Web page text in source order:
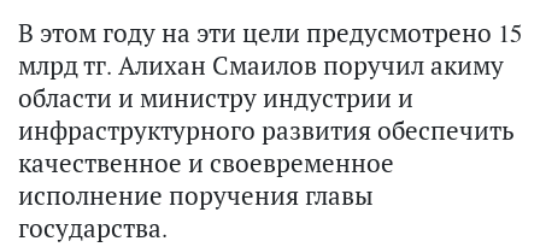
В этом году на эти цели предусмотрено 15
млрд тг. Алихан Смаилов поручил акиму
области и министру индустрии и
инфраструктурного развития обеспечить
качественное и своевременное
исполнение поручения главы
государства.